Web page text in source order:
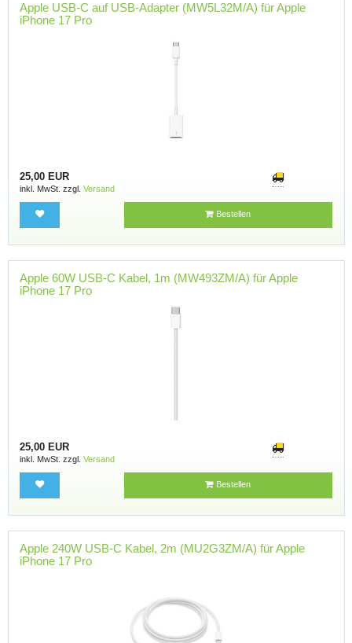
Apple USB-C auf USB-Adapter (MW5L32M/A) für Apple
iPhone 17 Pro
25,00 EUR
inkl. MwSt. zzgl. Versand
Bestellen
Apple 60W USB-C Kabel, 1m (MW493ZM/A) für Apple
iPhone 17 Pro
25,00 EUR
inkl. MwSt. zzgl. Versand
Bestellen
Apple 240W USB-C Kabel, 2m (MU2G3ZM/A) für Apple
iPhone 17 Pro